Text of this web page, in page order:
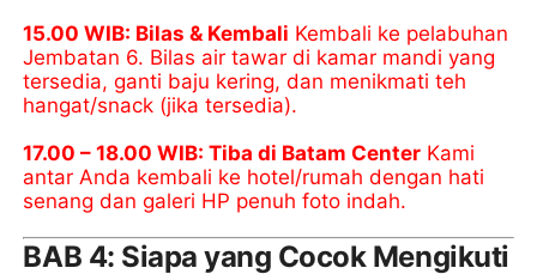
15.00 WIB: Bilas & Kembali Kembali ke pelabuhan
Jembatan 6. Bilas air tawar di kamar mandi yang
tersedia, ganti baju kering, dan menikmati teh
hangat/snack (jika tersedia).
17.00 – 18.00 WIB: Tiba di Batam Center Kami
antar Anda kembali ke hotel/rumah dengan hati
senang dan galeri HP penuh foto indah.
BAB 4: Siapa yang Cocok Mengikuti